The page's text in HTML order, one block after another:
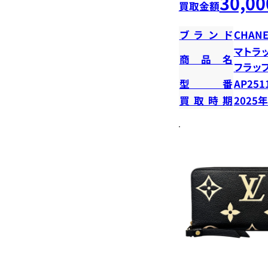
買取金額
ブランド
商品名
マトラ
フラッ
型番
買取時期2025